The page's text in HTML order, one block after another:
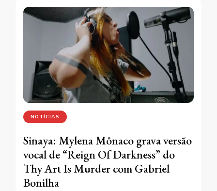
NOTÍCIAS
Sinaya: Mylena Mônaco grava versão
vocal de “Reign Of Darkness” do
Thy Art Is Murder com Gabriel
Bonilha